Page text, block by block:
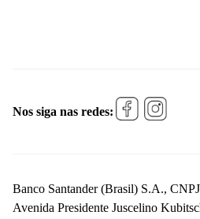
Nos siga nas redes:
Banco Santander (Brasil) S.A.,
Avenida Presidente Juscelino